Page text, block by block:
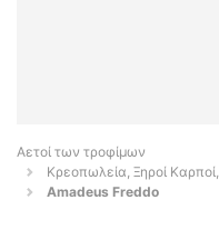
Αετοί των τροφίμων
Κρεοπωλεία, Ξηροί
Amadeus Freddo